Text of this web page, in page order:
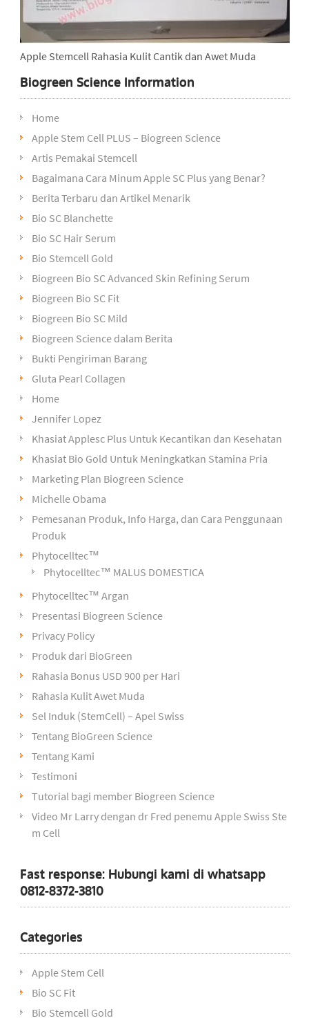
Apple Stemcell Rahasia Kulit Cantik dan Awet Muda
Biogreen Science Information
Home
Apple Stem Cell PLUS – Biogreen Science
Artis Pemakai Stemcell
Bagaimana Cara Minum Apple SC Plus yang Benar?
Berita Terbaru dan Artikel Menarik
Bio SC Blanchette
Bio SC Hair Serum
Bio Stemcell Gold
Biogreen Bio SC Advanced Skin Refining Serum
Biogreen Bio SC Fit
Biogreen Bio SC Mild
Biogreen Science dalam Berita
Bukti Pengiriman Barang
Gluta Pearl Collagen
Home
Jennifer Lopez
Khasiat Applesc Plus Untuk Kecantikan dan Kesehatan
Khasiat Bio Gold Untuk Meningkatkan Stamina Pria
Marketing Plan Biogreen Science
Michelle Obama
Pemesanan Produk, Info Harga, dan Cara Penggunaan
Produk
Phytocelltec™
Phytocelltec™ MALUS DOMESTICA
Phytocelltec™ Argan
Presentasi Biogreen Science
Privacy Policy
Produk dari BioGreen
Rahasia Bonus USD 900 per Hari
Rahasia Kulit Awet Muda
Sel Induk (StemCell) – Apel Swiss
Tentang BioGreen Science
Tentang Kami
Testimoni
Tutorial bagi member Biogreen Science
Video Mr Larry dengan dr Fred penemu Apple Swiss Ste
m Cell
Fast response: Hubungi kami di whatsapp
0812-8372-3810
Categories
Apple Stem Cell
Bio SC Fit
Bio Stemcell Gold